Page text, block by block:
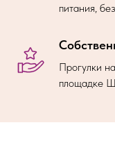
питания,
Прогулки
площадке